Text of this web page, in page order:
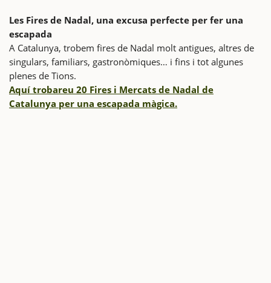
Les Fires de Nadal, una excusa perfecte per fer una
escapada
A Catalunya, trobem fires de Nadal molt antigues, altres de
singulars, familiars, gastronòmiques… i fins i tot algunes
plenes de Tions.
Aquí trobareu 20 Fires i Mercats de Nadal de
Catalunya per una escapada màgica.